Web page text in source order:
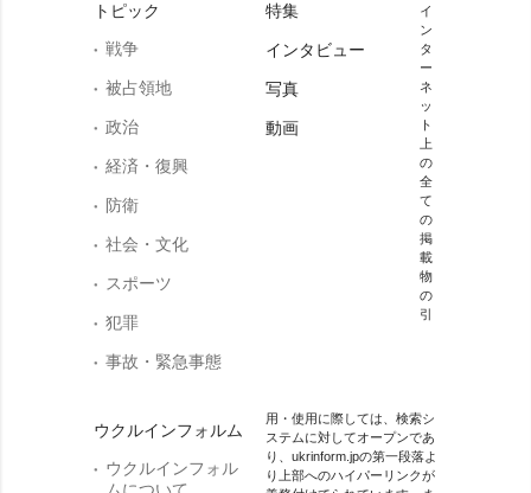
トピック
戦争
被占領地
政治
経済・復興
防衛
社会・文化
スポーツ
犯罪
事故・緊急事態
ウクルインフォルム
ウクルインフォル
特集
インタビュー
写真
動画
イ
ン
タ
ー
ネ
ッ
ト
上
の
全
て
の
掲
載
物
の
引
用・使用に際しては、検索シ
ステムに対してオープンであ
り、ukrinform.jpの第一段落よ
り上部へのハイパーリンクが